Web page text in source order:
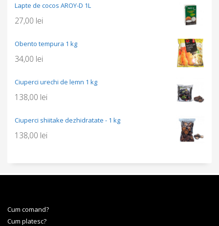
Lapte de cocos AROY-D 1L
27,00 lei
Obento tempura 1 kg
34,00 lei
Ciuperci urechi de lemn 1 kg
138,00 lei
Ciuperci shiitake dezhidratate - 1 kg
138,00 lei
Cum comand?
Cum platesc?